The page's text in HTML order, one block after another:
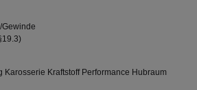
Gewinde
Karosserie Kraftstoff Performance Hubraum